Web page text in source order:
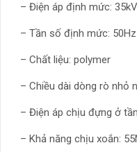
– Điện áp định mức: 35kV
– Tần số định mức: 50Hz
– Chất liệu: polymer
– Chiều dài dòng rò nhỏ
– Điện áp chịu đựng ở
– Khả năng chịu xoắn: